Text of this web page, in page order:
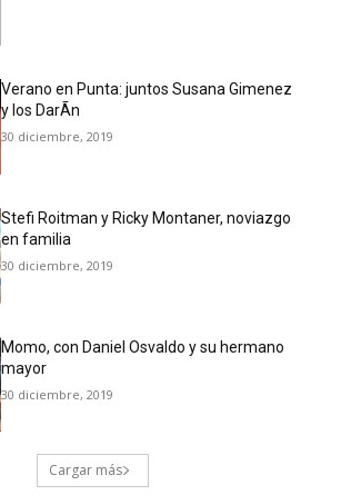
Verano en Punta: juntos Susana Gimenez
y los DarÃ­n
30 diciembre, 2019
Stefi Roitman y Ricky Montaner, noviazgo
en familia
30 diciembre, 2019
Momo, con Daniel Osvaldo y su hermano
mayor
30 diciembre, 2019
Cargar más